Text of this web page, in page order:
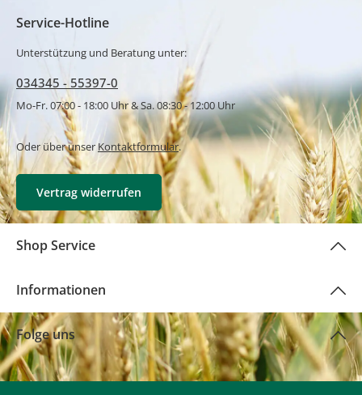
Service-Hotline
Unterstützung und Beratung unter:
034345 - 55397-0
Mo-Fr. 07:00 - 18:00 Uhr & Sa. 08:30 - 12:00 Uhr
Oder über unserKontaktformular.
Vertrag widerrufen
Shop Service
Informationen
Folge uns